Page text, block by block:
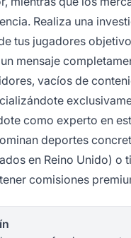
Realiza una
tus jugadores
mensaje
vacíos de
como experto en
deportes
en Reino Unido) o
comisiones